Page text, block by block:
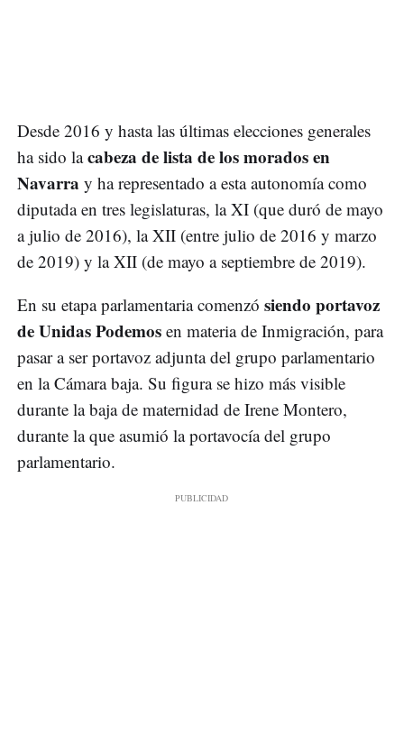
Desde 2016 y hasta las últimas elecciones generales
ha sido lacabeza de lista de los morados en
Navarra y ha representado a esta autonomía como
diputada en tres legislaturas, la XI (que duró de mayo
a julio de 2016), la XII (entre julio de 2016 y marzo
de 2019) y la XII (de mayo a septiembre de 2019).
En su etapa parlamentaria comenzó siendo portavoz
de Unidas Podemos en materia de Inmigración, para
pasar a ser portavoz adjunta del grupo parlamentario
en la Cámara baja. Su figura se hizo más visible
durante la baja de maternidad de Irene Montero,
durante la que asumió la portavocía del grupo
parlamentario.